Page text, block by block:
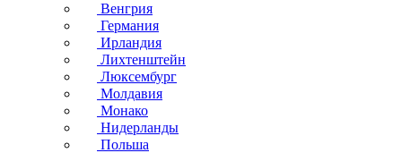
Венгрия
Германия
Ирландия
Лихтенштейн
Люксембург
Молдавия
Монако
Нидерланды
Польша